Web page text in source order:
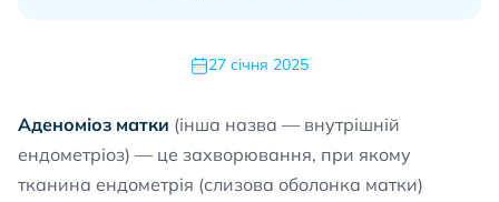
27 січня 2025
Аденоміоз матки (інша назва — внутрішній
ендометріоз) — це захворювання, при якому
тканина ендометрія (слизова оболонка матки)